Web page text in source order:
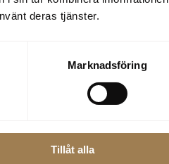
deras tjänster.
Marknadsföring
Tillåt alla